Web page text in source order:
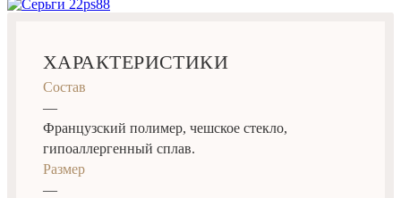
ХАРАКТЕРИСТИКИ
Состав
—
Французский полимер, чешское стекло,
гипоаллергенный сплав.
Размер
—